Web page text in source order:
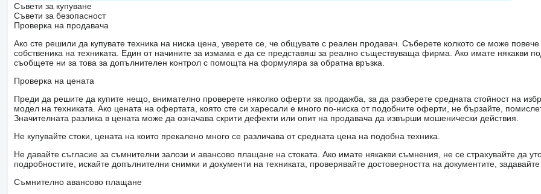
Съвети за купуване
Съвети за безопасност
Проверка на продавача
Ако сте решили да купувате техника на ниска цена, уверете се, че общувате с реален продавач. Съберете колкото се може
собственика на техниката. Един от начините за измама е да се представяш за реално съществуваща фирма. Ако имате някакви
съобщете ни за това за допълнителен контрол с помощта на формуляра за обратна връзка.
Проверка на цената
Преди да решите да купите нещо, внимателно проверете няколко оферти за продажба, за да разберете средната стойност на
модел на техниката. Ако цената на офертата, която сте си харесали е много по-ниска от подобните оферти, не бързайте,
Значителната разлика в цената може да означава скрити дефекти или опит на продавача да извърши мошенически действия.
Не купувайте стоки, цената на които прекалено много се различава от средната цена на подобна техника.
Не давайте съгласие за съмнителни залози и авансово плащане на стоката. Ако имате някакви съмнения, не се страхувайте да
подробностите, искайте допълнителни снимки и документи на техниката, проверявайте достоверността на документите, задавайте
Съмнително авансово плащане